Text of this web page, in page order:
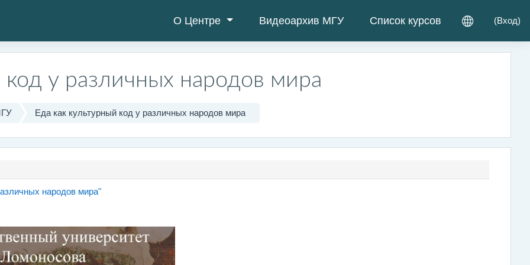
О Центре Видеоархив МГУ Список курсов (Вход)
код у различных народов мира
Еда как культурный код у различных народов мира
народов мира"
Страница